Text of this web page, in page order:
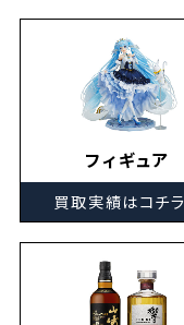
フィギュア
買取実績はコチラ